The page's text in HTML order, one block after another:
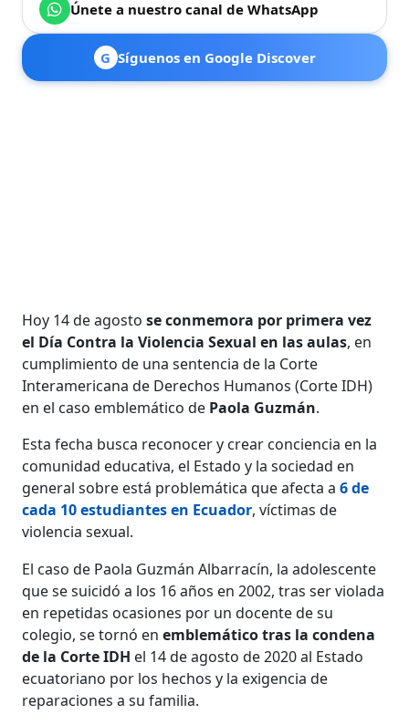
Únete a nuestro canal de WhatsApp
G Síguenos en Google Discover
Hoy 14 de agostose conmemora por primera vez
el Día Contra la Violencia Sexual en las aulas, en
cumplimiento de una sentencia de la Corte
Interamericana de Derechos Humanos (Corte IDH)
en el caso emblemático de Paola Guzmán.
Esta fecha busca reconocer y crear conciencia en la
comunidad educativa, el Estado y la sociedad en
general sobre está problemática que afecta a6 de
cada 10 estudiantes en Ecuador, víctimas de
violencia sexual.
El caso de Paola Guzmán Albarracín, la adolescente
que se suicidó a los 16 años en 2002, tras ser violada
en repetidas ocasiones por un docente de su
colegio, se tornó enemblemático tras la condena
de la Corte IDH el 14 de agosto de 2020 al Estado
ecuatoriano por los hechos y la exigencia de
reparaciones a su familia.